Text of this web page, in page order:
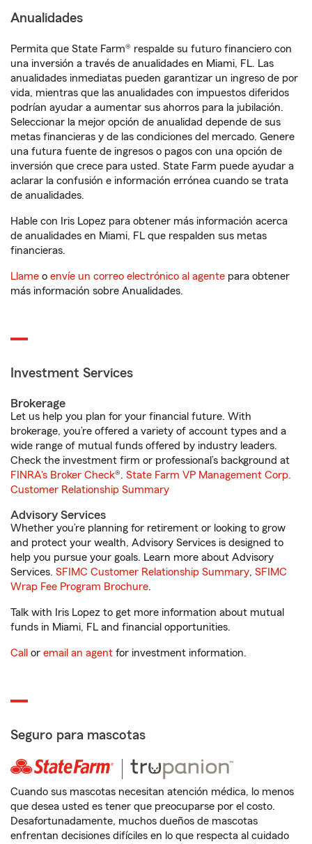
Anualidades
Permita que State Farm® respalde su futuro financiero con
una inversión a través de anualidades en Miami, FL. Las
anualidades inmediatas pueden garantizar un ingreso de por
vida, mientras que las anualidades con impuestos diferidos
podrían ayudar a aumentar sus ahorros para la jubilación.
Seleccionar la mejor opción de anualidad depende de sus
metas financieras y de las condiciones del mercado. Genere
una futura fuente de ingresos o pagos con una opción de
inversión que crece para usted. State Farm puede ayudar a
aclarar la confusión e información errónea cuando se trata
de anualidades.
Hable con Iris Lopez para obtener más información acerca
de anualidades en Miami, FL que respalden sus metas
financieras.
Llame o envíe un correo electrónico al agente para obtener
más información sobre Anualidades.
Investment Services
Brokerage
Let us help you plan for your financial future. With
brokerage, you’re offered a variety of account types and a
wide range of mutual funds offered by industry leaders.
Check the investment firm or professional’s background at
FINRA's Broker Check®. State Farm VP Management Corp.
Customer Relationship Summary
Advisory Services
Whether you’re planning for retirement or looking to grow
and protect your wealth, Advisory Services is designed to
help you pursue your goals. Learn more about Advisory
Services. SFIMC Customer Relationship Summary, SFIMC
Wrap Fee Program Brochure.
Talk with Iris Lopez to get more information about mutual
funds in Miami, FL and financial opportunities.
Call or email an agent for investment information.
Seguro para mascotas
Cuando sus mascotas necesitan atención médica, lo menos
que desea usted es tener que preocuparse por el costo.
Desafortunadamente, muchos dueños de mascotas
enfrentan decisiones difíciles en lo que respecta al cuidado